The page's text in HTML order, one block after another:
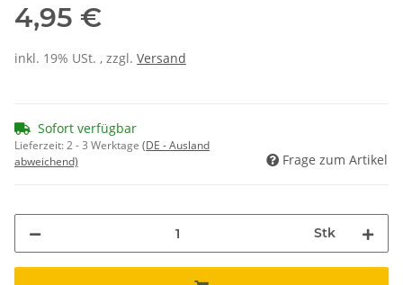
4,95 €
inkl. 19% USt. , zzgl. Versand
Sofort verfügbar
Lieferzeit:2 - 3 Werktage (DE - Ausland
abweichend)
Frage zum Artikel
Stk